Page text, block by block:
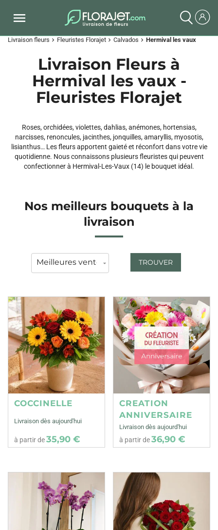
Livraison fleurs chevron_right Fleuristes Florajet chevron_right Calvados chevron_right Hermival les vaux
Livraison Fleurs à
Hermival les vaux -
Fleuristes Florajet
Roses, orchidées, violettes, dahlias, anémones, hortensias,
narcisses, renoncules, jacinthes, jonquilles, amaryllis, myosotis,
lisianthus… Les fleurs apportent gaieté et réconfort dans votre vie
quotidienne. Nous connaissons plusieurs fleuristes qui peuvent
confectionner à Hermival-Les-Vaux (14) le bouquet idéal.
Nos meilleurs bouquets à la
livraison
TROUVER
COCCINELLE
Livraison dès aujourd'hui
à partir de35,90 €
CREATION
ANNIVERSAIRE
Livraison dès aujourd'hui
à partir de36,90 €